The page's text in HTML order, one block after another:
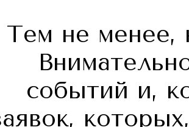
Тем не менее,
событий и,